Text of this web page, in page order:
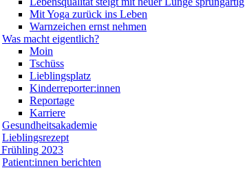
Mit Yoga zurück ins Leben
Warnzeichen ernst nehmen
Was macht eigentlich?
Moin
Tschüss
Lieblingsplatz
Kinderreporter:innen
Reportage
Karriere
Gesundheitsakademie
Lieblingsrezept
2023
Patient:innen berichten